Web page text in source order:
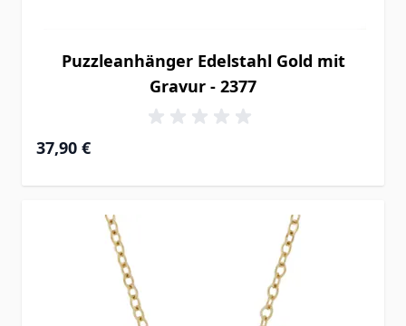
Puzzleanhänger Edelstahl Gold mit
Gravur - 2377
37,90 €